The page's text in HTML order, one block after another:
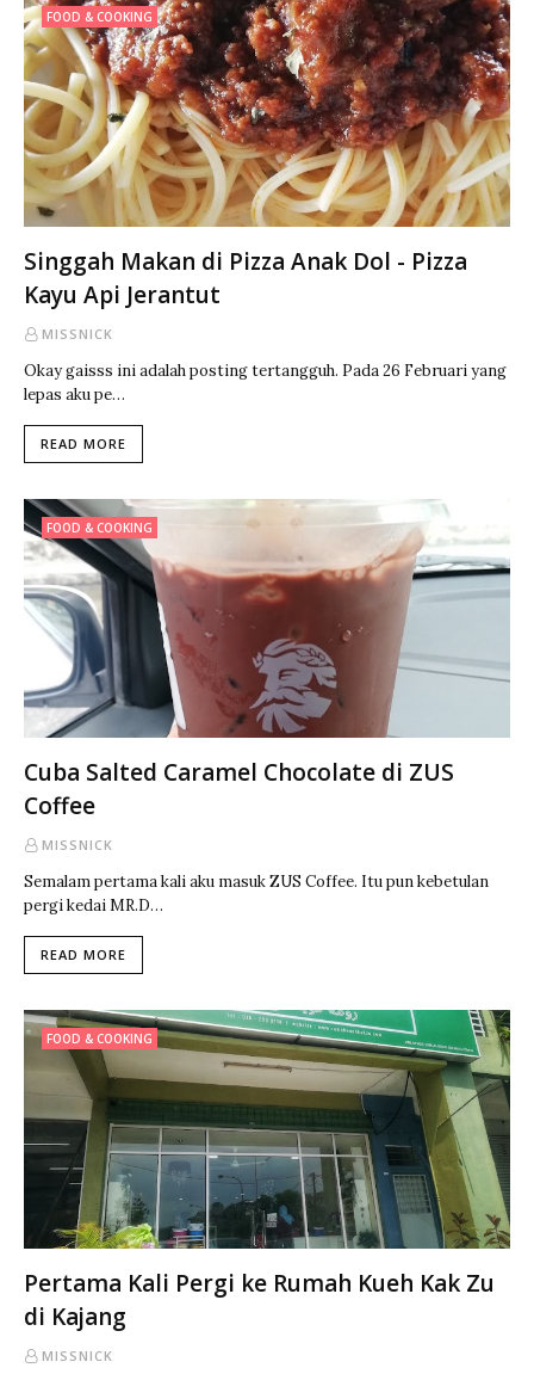
FOOD & COOKING
Singgah Makan di Pizza Anak Dol - Pizza
Kayu Api Jerantut
MISSNICK
Okay gaisss ini adalah posting tertangguh. Pada 26 Februari yang
lepas aku pe…
READ MORE
FOOD & COOKING
Cuba Salted Caramel Chocolate di ZUS
Coffee
MISSNICK
Semalam pertama kali aku masuk ZUS Coffee. Itu pun kebetulan
pergi kedai MR.D…
READ MORE
FOOD & COOKING
Pertama Kali Pergi ke Rumah Kueh Kak Zu
di Kajang
MISSNICK